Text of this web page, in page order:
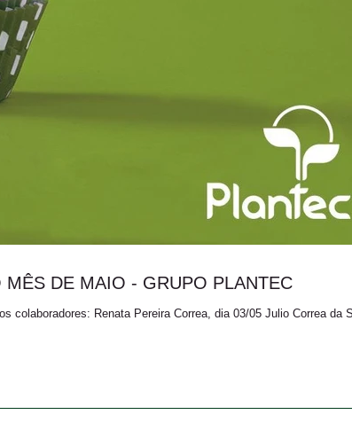
MÊS DE MAIO - GRUPO PLANTEC
03/05 Julio Correa da Silva, dia